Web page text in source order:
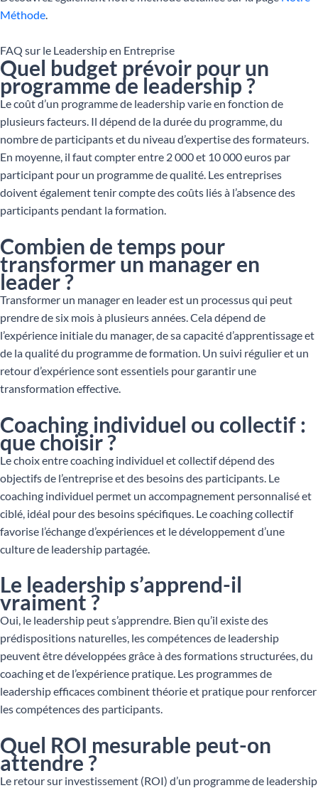
Méthode.
FAQ sur le Leadership en Entreprise
Quel budget prévoir pour un
programme de leadership ?
Le coût d’un programme de leadership varie en fonction de
plusieurs facteurs. Il dépend de la durée du programme, du
nombre de participants et du niveau d’expertise des formateurs.
En moyenne, il faut compter entre 2 000 et 10 000 euros par
participant pour un programme de qualité. Les entreprises
doivent également tenir compte des coûts liés à l’absence des
participants pendant la formation.
Combien de temps pour
transformer un manager en
leader ?
Transformer un manager en leader est un processus qui peut
prendre de six mois à plusieurs années. Cela dépend de
l’expérience initiale du manager, de sa capacité d’apprentissage et
de la qualité du programme de formation. Un suivi régulier et un
retour d’expérience sont essentiels pour garantir une
transformation effective.
Coaching individuel ou collectif :
que choisir ?
Le choix entre coaching individuel et collectif dépend des
objectifs de l’entreprise et des besoins des participants. Le
coaching individuel permet un accompagnement personnalisé et
ciblé, idéal pour des besoins spécifiques. Le coaching collectif
favorise l’échange d’expériences et le développement d’une
culture de leadership partagée.
Le leadership s’apprend-il
vraiment ?
Oui, le leadership peut s’apprendre. Bien qu’il existe des
prédispositions naturelles, les compétences de leadership
peuvent être développées grâce à des formations structurées, du
coaching et de l’expérience pratique. Les programmes de
leadership efficaces combinent théorie et pratique pour renforcer
les compétences des participants.
Quel ROI mesurable peut-on
attendre ?
Le retour sur investissement (ROI) d’un programme de leadership